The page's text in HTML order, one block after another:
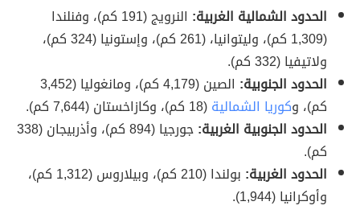
الحدود الشمالية الغربية:
النرويج (191 كم)، وفنلندا
(1,309 كم)، وليتوانيا، (261 كم)، وإستونيا (324 كم)،
ولاتيفيا (332 كم).
الحدود الجنوبية:
الصين (4,179 كم)، ومانغوليا (3,452
كم)، وكوريا الشمالية(18 كم)، وكازاخستان (7,644 كم).
الحدود الجنوبية الغربية:
جورجيا (894 كم)، وأذربيجان (338
كم).
الحدود الغربية:
بولندا (210 كم)، وبيلاروس (1,312 كم)،
وأوكرانيا (1,944).